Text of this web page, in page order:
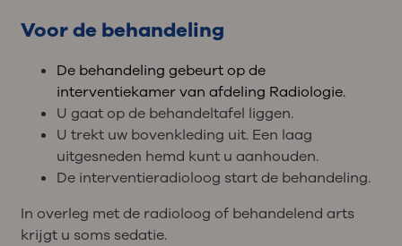
Voor de behandeling
De behandeling gebeurt op de
interventiekamer van afdeling Radiologie.
U gaat op de behandeltafel liggen.
U trekt uw bovenkleding uit. Een laag
uitgesneden hemd kunt u aanhouden.
De interventieradioloog start de behandeling.
In overleg met de radioloog of behandelend arts
krijgt u soms sedatie.